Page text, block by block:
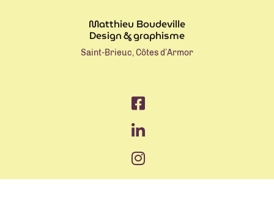
Matthieu Boudeville
Design & graphisme
Saint-Brieuc, Côtes d’Armor